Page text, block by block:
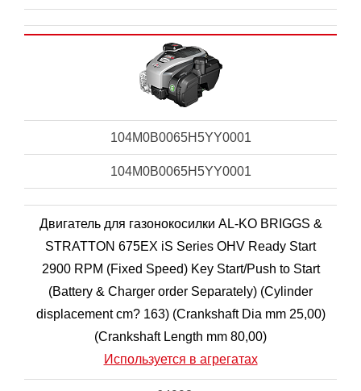
104M0B0065H5YY0001
104M0B0065H5YY0001
Двигатель для газонокосилки AL-KO BRIGGS &
STRATTON 675EX iS Series OHV Ready Start
2900 RPM (Fixed Speed) Key Start/Push to Start
(Battery & Charger order Separately) (Cylinder
displacement cm? 163) (Crankshaft Dia mm 25,00)
(Crankshaft Length mm 80,00)
Используется в агрегатах